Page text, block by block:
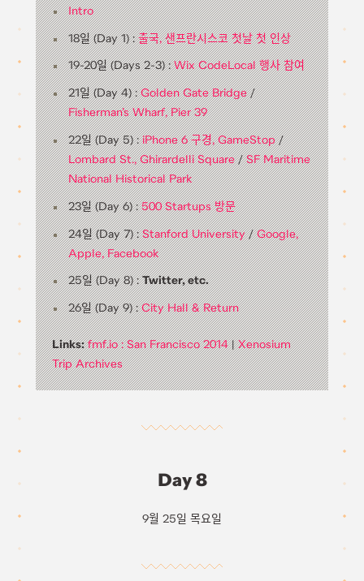
Intro
18일 (Day 1) :출국, 샌프란시스코 첫날 첫 인상
19-20일 (Days 2-3) :Wix CodeLocal 행사 참여
21일 (Day 4) :Golden Gate Bridge/
Fisherman’s Wharf, Pier 39
22일 (Day 5) :iPhone 6 구경, GameStop/
Lombard St., Ghirardelli Square/SF Maritime
National Historical Park
23일 (Day 6) :500 Startups 방문
24일 (Day 7) :Stanford University/Google,
Apple, Facebook
25일 (Day 8) :Twitter, etc.
26일 (Day 9) :City Hall & Return
Links: fmf.io : San Francisco 2014|Xenosium
Trip Archives
Day 8
9월 25일 목요일